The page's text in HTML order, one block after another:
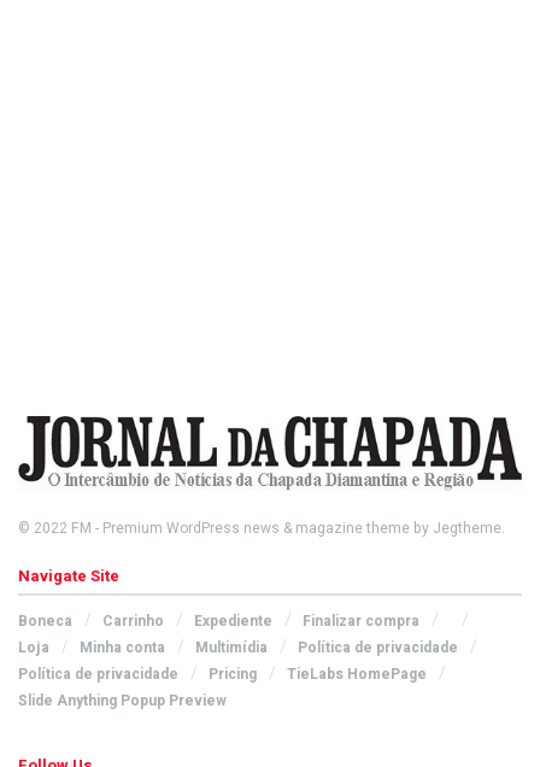
© 2022 FM - Premium WordPress news & magazine theme by Jegtheme.
Navigate Site
Boneca Carrinho Expediente
Finalizar compra
Loja
Minha conta Multimídia
Política de privacidade
Política de privacidade
Pricing
TieLabs HomePage
Slide Anything Popup Preview